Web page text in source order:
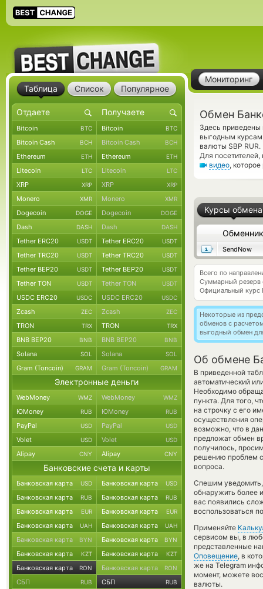
Мониторинг
Обмен
Здесь приведены
выгодным курсам
валюты SBP
Для
видео,
Курсы обмена
Обменник
SendNow
Всего по
Суммарный резерв
Официальный курс
Некоторые из
обменов с
выгодный обмен
Об обмене
В приведенной
автоматический
Необходимо
пункта. Для того,
на строчку с его
осуществления
возможно, что в
предложат обмен
получилось,
решению проблем
вопроса.
Спешим
обнаружить более
вас появились
воспользоваться
Применяйте
сервисом вы, в
представленные
Оповещение, в
же на Telegram
момент, можете
валюты.
Таблица Список Популярное
Bitcoin BTC Bitcoin BTC
Bitcoin Cash BCH Bitcoin Cash BCH
Ethereum ETH Ethereum ETH
Litecoin LTC Litecoin LTC
XRP XRP XRP XRP
Monero XMR Monero XMR
Dogecoin DOGE Dogecoin DOGE
Dash DASH Dash DASH
Tether ERC20 USDT Tether ERC20 USDT
Tether TRC20 USDT Tether TRC20 USDT
Tether BEP20 USDT Tether BEP20 USDT
Tether TON USDT Tether TON USDT
USDC ERC20 USDC USDC ERC20 USDC
Zcash ZEC Zcash ZEC
TRON TRX TRON TRX
BNB BEP20 BNB BNB BEP20 BNB
Solana SOL Solana SOL
Gram (Toncoin) GRAM Gram (Toncoin) GRAM
Электронные деньги
WebMoney WMZ WebMoney WMZ
ЮMoney RUB ЮMoney RUB
PayPal USD PayPal USD
Volet USD Volet USD
Alipay CNY Alipay CNY
Банковские счета и карты
Банковская карта USD Банковская карта USD
Банковская карта RUB Банковская карта RUB
Банковская карта EUR Банковская карта EUR
Банковская карта UAH Банковская карта UAH
Банковская карта BYN Банковская карта BYN
Банковская карта KZT Банковская карта KZT
Банковская карта RON Банковская карта RON
СБП RUB СБП RUB